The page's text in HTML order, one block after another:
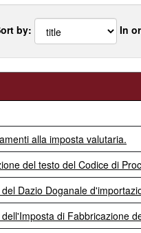
by: In
alla imposta valutaria.
del testo del Codice di
Dazio Doganale
di Fabbricazione